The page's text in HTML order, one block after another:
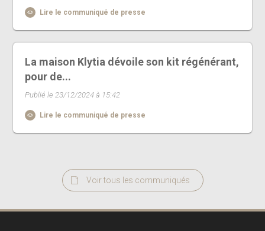
Lire le communiqué de presse
La maison Klytia dévoile son kit régénérant,
pour de...
Publié le 23/12/2024 à 15:42
Lire le communiqué de presse
Voir tous les communiqués